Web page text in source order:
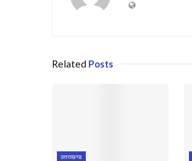
Related Posts
उत्तराखण्ड